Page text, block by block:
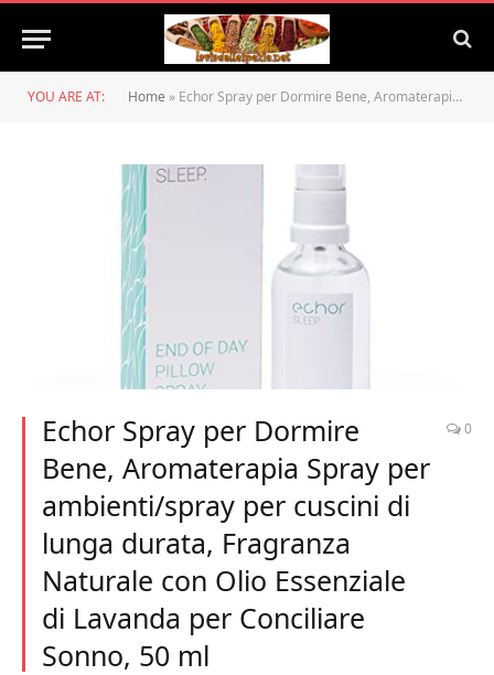
YOU ARE AT: Home » Echor Spray per Dormire Bene, Aromaterapia Spray per ambienti/spray per cuscini di lunga durata, Fragranza Naturale con Olio Essenziale di Lavanda per Conciliare Sonno, 50 ml
Echor Spray per Dormire
Bene, Aromaterapia Spray per
ambienti/spray per cuscini di
lunga durata, Fragranza
Naturale con Olio Essenziale
di Lavanda per Conciliare
Sonno, 50 ml
0